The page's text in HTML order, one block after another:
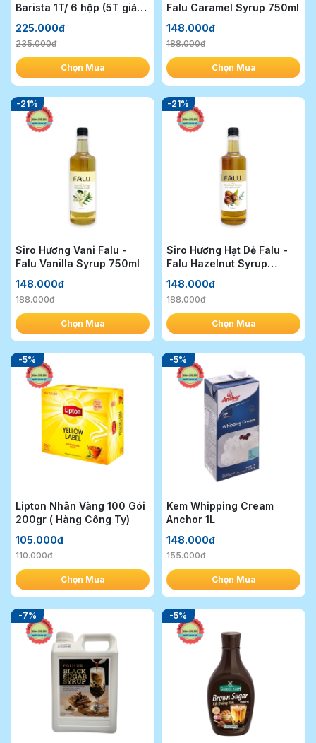
Barista 1T/ 6 hộp (5T giảm
225.000đ
235.000đ
Chọn Mua
Falu Caramel Syrup 750ml
148.000đ
188.000đ
Chọn Mua
Siro Hương Vani Falu -
Falu Vanilla Syrup 750ml
148.000đ
188.000đ
-21%
Chọn Mua
Siro Hương Hạt Dẻ Falu -
Falu Hazelnut Syrup
148.000đ
188.000đ
-21%
Chọn Mua
Lipton Nhãn Vàng 100 Gói
200gr ( Hàng Công Ty)
105.000đ
110.000đ
-5%
Chọn Mua
Kem Whipping Cream
Anchor 1L
148.000đ
155.000đ
-5%
Chọn Mua
-7% -5%